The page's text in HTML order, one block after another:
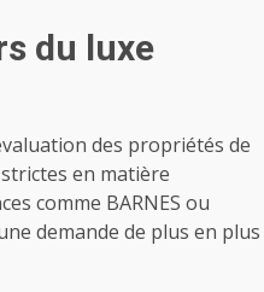
du luxe
des propriétés de
en matière
comme BARNES ou
demande de plus en plus